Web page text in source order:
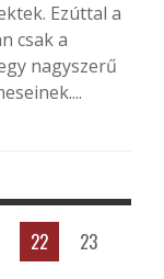
Ezúttal a
csak a
nagyszerű
22
23